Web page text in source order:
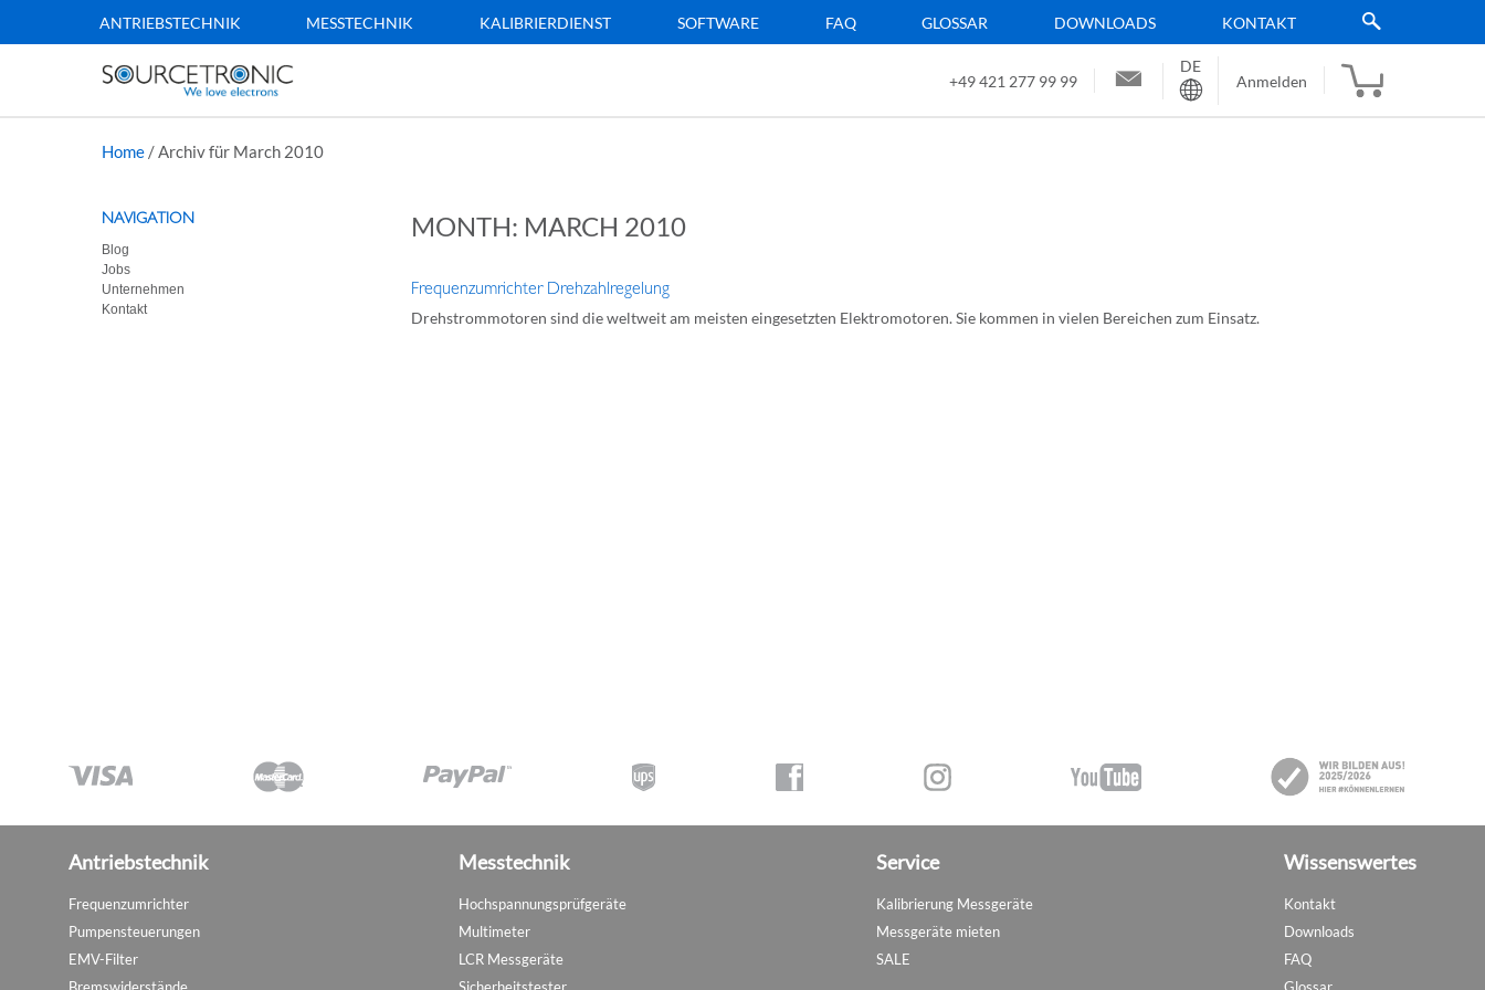
ANTRIEBSTECHNIK MESSTECHNIK KALIBRIERDIENST SOFTWARE FAQ GLOSSAR DOWNLOADS KONTAKT
+49 421 277 99 99
Sprache
DE
Anmelden
Home /Archiv für March 2010
MONTH: MARCH 2010
Frequenzumrichter Drehzahlregelung
Drehstrommotoren sind die weltweit am meisten eingesetzten Elektromotoren. Sie kommen in vielen Bereichen zum Einsatz.
NAVIGATION
Blog
Jobs
Unternehmen
Kontakt
Antriebstechnik
Frequenzumrichter
Pumpensteuerungen
EMV-Filter
Messtechnik
Hochspannungsprüfgeräte
Multimeter
LCR Messgeräte
Service
Kalibrierung Messgeräte
Messgeräte mieten
SALE
Wissenswertes
Kontakt
Downloads
FAQ